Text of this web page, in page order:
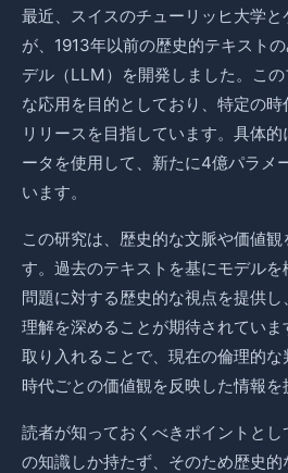
最近、スイスのチューリッヒ大学
が、1913年以前の歴史的テキスト
デル（LLM）を開発しました。こ
な応用を目的としており、特定の
リリースを目指しています。具体
ータを使用して、新たに4億パラメ
います。
この研究は、歴史的な文脈や価値
す。過去のテキストを基にモデル
問題に対する歴史的な視点を提供
理解を深めることが期待されてい
取り入れることで、現在の倫理的な
時代ごとの価値観を反映した情報を
読者が知っておくべきポイントと
の知識しか持たず、そのため歴史